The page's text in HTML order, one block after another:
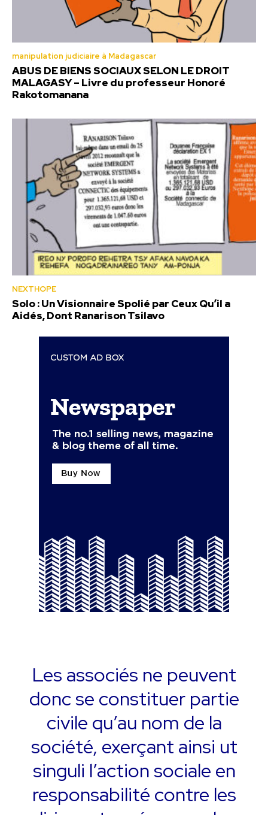
manipulation judiciaire à Madagascar
ABUS DE BIENS SOCIAUX SELON LE DROIT
MALAGASY – Livre du professeur Honoré
Rakotomanana
NEXTHOPE
Solo : Un Visionnaire Spolié par Ceux Qu’il a
Aidés, Dont Ranarison Tsilavo
Les associés ne peuvent
donc se constituer partie
civile qu’au nom de la
société, exerçant ainsi ut
singuli l’action sociale en
responsabilité contre les